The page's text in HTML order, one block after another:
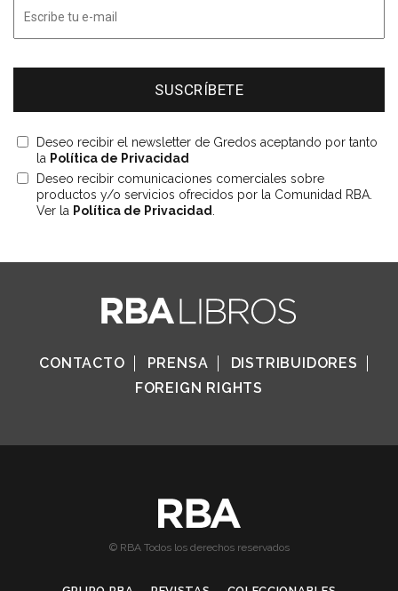
Deseo recibir el newsletter de Gredos aceptando por tanto
la Política de Privacidad
Deseo recibir comunicaciones comerciales sobre
productos y/o servicios ofrecidos por la Comunidad RBA.
Ver la Política de Privacidad.
CONTACTO PRENSA
DISTRIBUIDORES
FOREIGN RIGHTS
© RBA Todos los derechos reservados